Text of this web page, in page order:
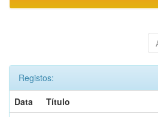
Registos:
Data
Título